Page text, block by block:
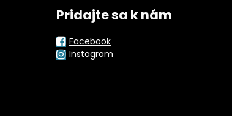
Pridajte sa k nám
Facebook
Instagram